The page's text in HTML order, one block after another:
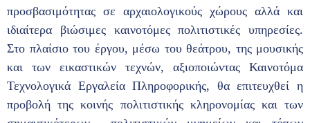
προσβασιμότητας σε αρχαιολογικούς χώρους αλλά και
ιδιαίτερα βιώσιμες καινοτόμες πολιτιστικές υπηρεσίες.
Στο πλαίσιο του έργου, μέσω του θεάτρου, της μουσικής
και των εικαστικών τεχνών, αξιοποιώντας Καινοτόμα
Τεχνολογικά Εργαλεία Πληροφορικής, θα επιτευχθεί η
προβολή της κοινής πολιτιστικής κληρονομίας και των